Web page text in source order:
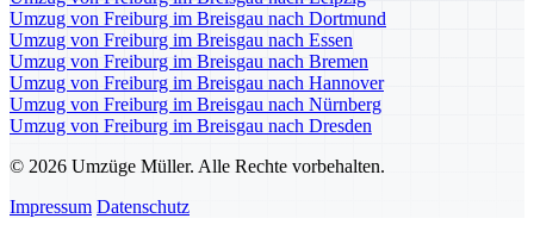
Umzug von Freiburg im Breisgau nach Dortmund
Umzug von Freiburg im Breisgau nach Essen
Umzug von Freiburg im Breisgau nach Bremen
Umzug von Freiburg im Breisgau nach Hannover
Umzug von Freiburg im Breisgau nach Nürnberg
Umzug von Freiburg im Breisgau nach Dresden
© 2026 Umzüge Müller. Alle Rechte vorbehalten.
Impressum Datenschutz